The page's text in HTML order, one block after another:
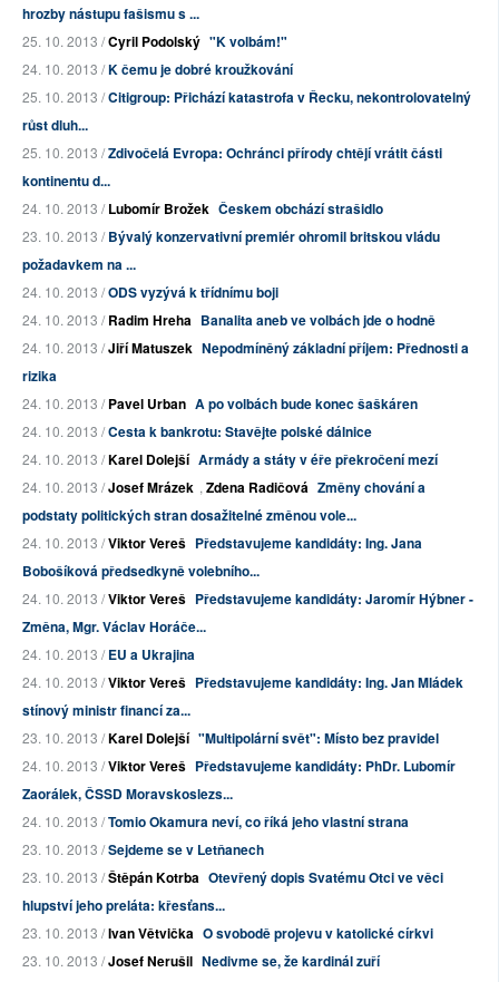
hrozby nástupu fašismu s ...
25. 10. 2013 /Cyril Podolský "K volbám!"
24. 10. 2013 /K čemu je dobré kroužkování
25. 10. 2013 /Citigroup: Přichází katastrofa v Řecku, nekontrolovatelný
růst dluh...
25. 10. 2013 /Zdivočelá Evropa: Ochránci přírody chtějí vrátit části
kontinentu d...
24. 10. 2013 /Lubomír Brožek Českem obchází strašidlo
23. 10. 2013 /Bývalý konzervativní premiér ohromil britskou vládu
požadavkem na ...
24. 10. 2013 /ODS vyzývá k třídnímu boji
24. 10. 2013 /Radim Hreha Banalita aneb ve volbách jde o hodně
24. 10. 2013 /Jiří Matuszek Nepodmíněný základní příjem: Přednosti a
rizika
24. 10. 2013 /Pavel Urban A po volbách bude konec šaškáren
24. 10. 2013 /Cesta k bankrotu: Stavějte polské dálnice
24. 10. 2013 /Karel Dolejší Armády a státy v éře překročení mezí
24. 10. 2013 /Josef Mrázek , Zdena Radičová Změny chování a
podstaty politických stran dosažitelné změnou vole...
24. 10. 2013 /Viktor Vereš Představujeme kandidáty: Ing. Jana
Bobošíková předsedkyně volebního...
24. 10. 2013 /Viktor Vereš Představujeme kandidáty: Jaromír Hýbner -
Změna, Mgr. Václav Horáče...
24. 10. 2013 /EU a Ukrajina
24. 10. 2013 /Viktor Vereš Představujeme kandidáty: Ing. Jan Mládek
stínový ministr financí za...
23. 10. 2013 /Karel Dolejší "Multipolární svět": Místo bez pravidel
24. 10. 2013 /Viktor Vereš Představujeme kandidáty: PhDr. Lubomír
Zaorálek, ČSSD Moravskoslezs...
24. 10. 2013 /Tomio Okamura neví, co říká jeho vlastní strana
23. 10. 2013 /Sejdeme se v Letňanech
23. 10. 2013 /Štěpán Kotrba Otevřený dopis Svatému Otci ve věci
hlupství jeho preláta: křesťans...
23. 10. 2013 /Ivan Větvička O svobodě projevu v katolické církvi
23. 10. 2013 /Josef Nerušil Nedivme se, že kardinál zuří